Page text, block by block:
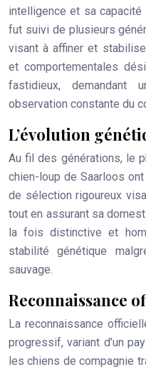
intelligence et sa capacité
fut suivi de plusieurs
visant à affiner et
et comportementales
fastidieux, demandant
observation constante du
L’évolution
Au fil des générations, le
chien-loup de Saarloos
de sélection rigoureux
tout en assurant sa
la fois distinctive et
stabilité génétique
sauvage.
Reconnaissance
La reconnaissance
progressif, variant d’un
les chiens de compagnie